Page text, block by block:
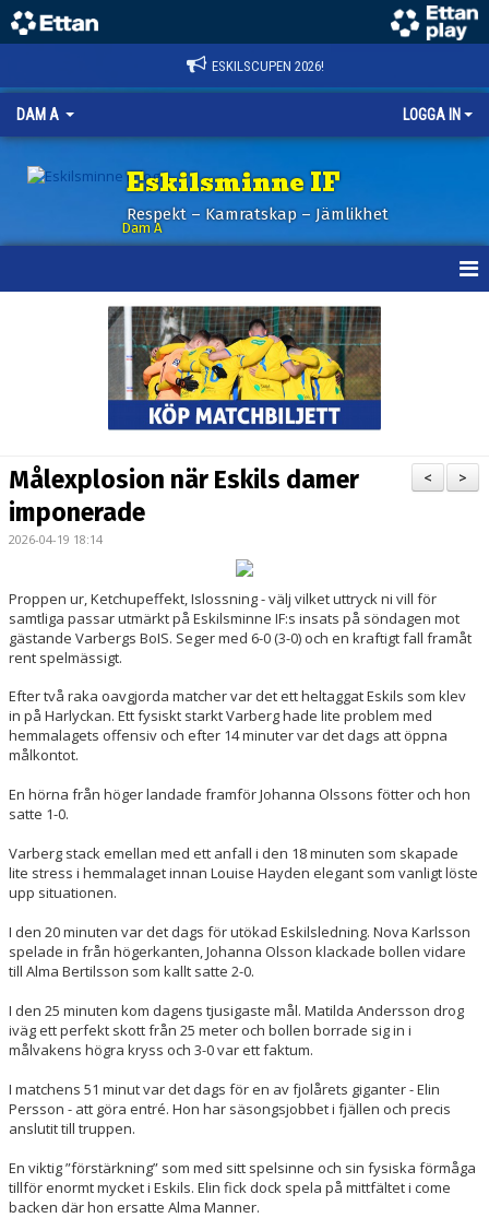
ESKILSCUPEN 2026!
DAM A LOGGA IN
Eskilsminne IF
Respekt – Kamratskap – Jämlikhet
Dam A
BILDGALLERI
DOKUMENT
KONTAKT
MATCHER
DIV. 1 SÖDRA
DAM AKADEMI - DIVISION 2
>
<
Målexplosion när Eskils damer
imponerade
2026-04-19 18:14
Proppen ur, Ketchupeffekt, Islossning - välj vilket uttryck ni vill för
samtliga passar utmärkt på Eskilsminne IF:s insats på söndagen mot
gästande Varbergs BoIS. Seger med 6-0 (3-0) och en kraftigt fall framåt
rent spelmässigt.
Efter två raka oavgjorda matcher var det ett heltaggat Eskils som klev
in på Harlyckan. Ett fysiskt starkt Varberg hade lite problem med
hemmalagets offensiv och efter 14 minuter var det dags att öppna
målkontot.
En hörna från höger landade framför Johanna Olssons fötter och hon
satte 1-0.
Varberg stack emellan med ett anfall i den 18 minuten som skapade
lite stress i hemmalaget innan Louise Hayden elegant som vanligt löste
upp situationen.
I den 20 minuten var det dags för utökad Eskilsledning. Nova Karlsson
spelade in från högerkanten, Johanna Olsson klackade bollen vidare
till Alma Bertilsson som kallt satte 2-0.
I den 25 minuten kom dagens tjusigaste mål. Matilda Andersson drog
iväg ett perfekt skott från 25 meter och bollen borrade sig in i
målvakens högra kryss och 3-0 var ett faktum.
I matchens 51 minut var det dags för en av fjolårets giganter - Elin
Persson - att göra entré. Hon har säsongsjobbet i fjällen och precis
anslutit till truppen.
En viktig ”förstärkning” som med sitt spelsinne och sin fysiska förmåga
tillför enormt mycket i Eskils. Elin fick dock spela på mittfältet i come
backen där hon ersatte Alma Manner.